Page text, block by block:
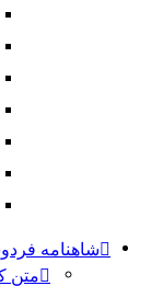
شاهنامه
متن